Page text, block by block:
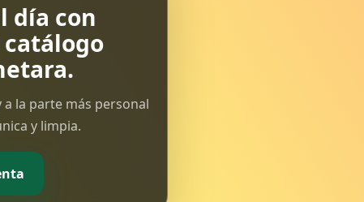
día con
la parte más personal
y limpia.